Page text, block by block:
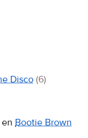
Disco(6)
en Bootie Brown